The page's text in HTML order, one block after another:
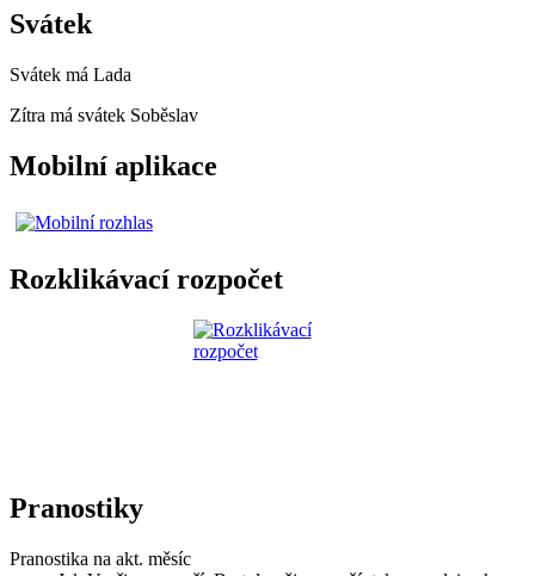
Svátek
Svátek má Lada
Zítra má svátek Soběslav
Mobilní aplikace
Rozklikávací rozpočet
Pranostiky
Pranostika na akt. měsíc